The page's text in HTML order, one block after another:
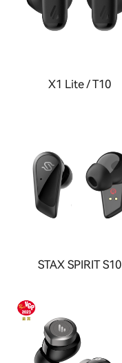
X1 Lite / T10
STAX SPIRIT S10